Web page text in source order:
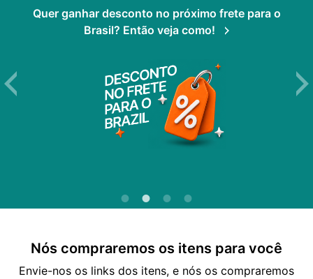
Quer ganhar desconto no próximo frete para o
Brasil? Então veja como!
Nós compraremos os itens para você
Envie-nos os links dos itens, e nós os compraremos